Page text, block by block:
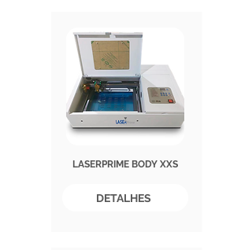
LASERPRIME BODY XXS
DETALHES